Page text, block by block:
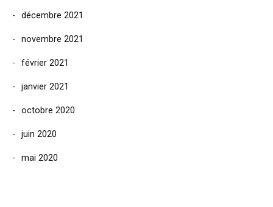
décembre 2021
novembre 2021
février 2021
janvier 2021
octobre 2020
juin 2020
mai 2020